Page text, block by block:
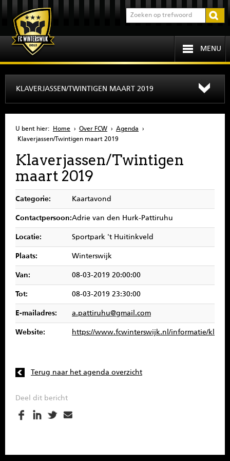
MENU
OVER FCW
INFORMATIE
JEUGD
SENIOREN
SPONSOREN
CONTACT
KLAVERJASSEN/TWINTIGEN MAART 2019
U bent hier: Home › Over FCW › Agenda
›
Klaverjassen/Twintigen maart 2019
Klaverjassen/Twintigen
maart 2019
Categorie: Kaartavond
Contactpersoon:Adrie van den Hurk-Pattiruhu
Locatie: Sportpark 't Huitinkveld
Plaats: Winterswijk
Van: 08-03-2019 20:00:00
Tot: 08-03-2019 23:30:00
E-mailadres: a.pattiruhu@gmail.com
Website: https://www.fcwinterswijk.nl/informatie/
Terug naar het agenda overzicht
Deel dit bericht